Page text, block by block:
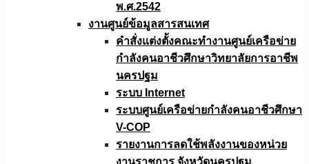
พ.ศ.2542
งานศูนย์ข้อมูลสารสนเทศ
คำสั่งแต่งตั้งคณะทำงานศูนย์เครือข่าย
กำลังคนอาชีวศึกษาวิทยาลัยการอาชีพ
นครปฐม
ระบบ Internet
ระบบศูนย์เครือข่ายกำลังคนอาชีวศึกษา
V-COP
รายงานการลดใช้พลังงานของหน่วย
งานราชการ จังหวัดนครปฐม